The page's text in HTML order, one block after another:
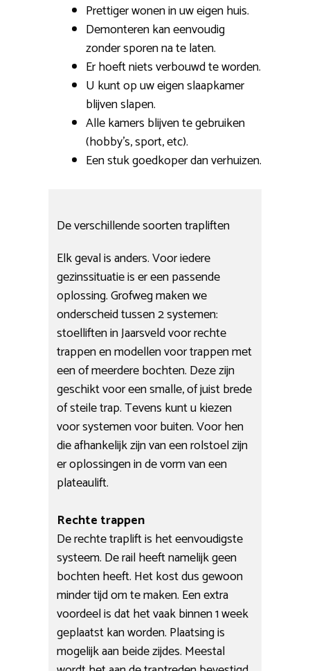
Prettiger wonen in uw eigen huis.
Demonteren kan eenvoudig
zonder sporen na te laten.
Er hoeft niets verbouwd te worden.
U kunt op uw eigen slaapkamer
blijven slapen.
Alle kamers blijven te gebruiken
(hobby’s, sport, etc).
Een stuk goedkoper dan verhuizen.
De verschillende soorten trapliften
Elk geval is anders. Voor iedere
gezinssituatie is er een passende
oplossing. Grofweg maken we
onderscheid tussen 2 systemen:
stoelliften in Jaarsveld voor rechte
trappen en modellen voor trappen met
een of meerdere bochten. Deze zijn
geschikt voor een smalle, of juist brede
of steile trap. Tevens kunt u kiezen
voor systemen voor buiten. Voor hen
die afhankelijk zijn van een rolstoel zijn
er oplossingen in de vorm van een
plateaulift.
Rechte trappen
De rechte traplift is het eenvoudigste
systeem. De rail heeft namelijk geen
bochten heeft. Het kost dus gewoon
minder tijd om te maken. Een extra
voordeel is dat het vaak binnen 1 week
geplaatst kan worden. Plaatsing is
mogelijk aan beide zijdes. Meestal